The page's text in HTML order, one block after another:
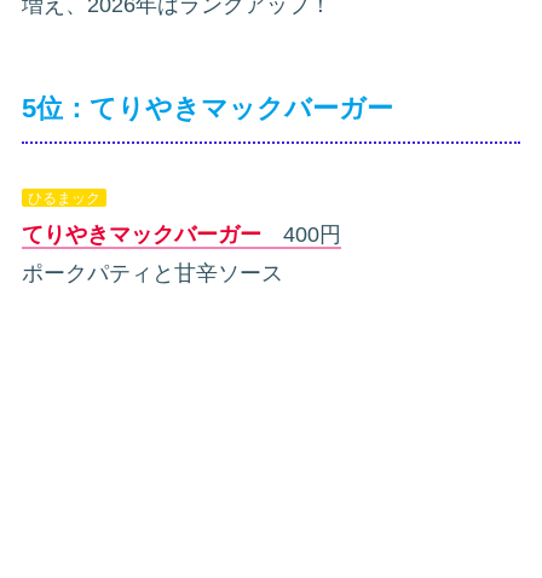
5位：てりやきマックバーガー
ひるまック
てりやきマックバーガー 400円
ポークパティと甘辛ソース